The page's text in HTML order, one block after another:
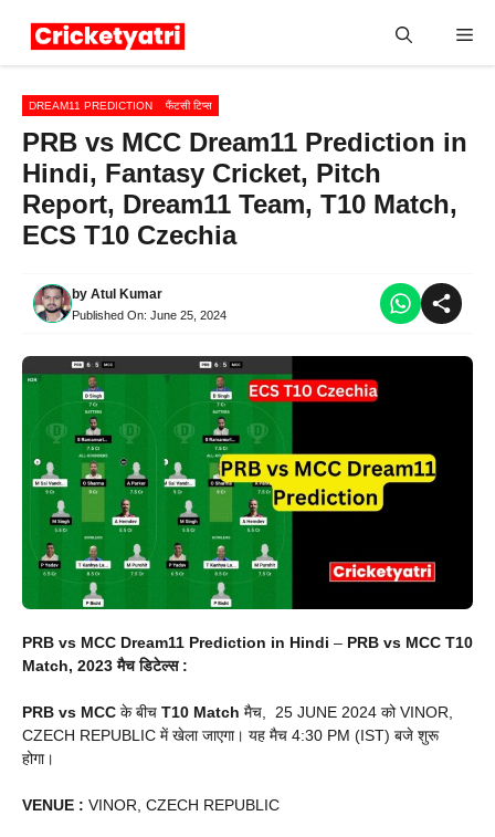
DREAM11 PREDICTION फैंटसी टिप्स
PRB vs MCC Dream11 Prediction in
Hindi, Fantasy Cricket, Pitch
Report, Dream11 Team, T10 Match,
ECS T10 Czechia
by Atul Kumar
Published On: June 25, 2024
PRB vs MCC Dream11 Prediction in Hindi – PRB vs MCC T10
Match, 2023 मैच डिटेल्स :
PRB vs MCC के बीच T10 Match मैच, 25 JUNE 2024 को VINOR,
CZECH REPUBLIC में खेला जाएगा। यह मैच 4:30 PM (IST) बजे शुरू
होगा।
VENUE : VINOR, CZECH REPUBLIC